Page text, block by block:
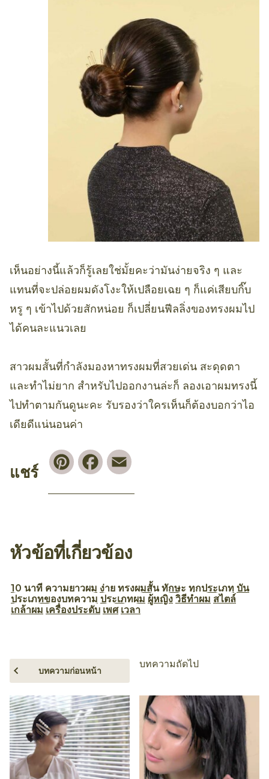
เห็นอย่างนี้แล้วก็รู้เลยใช่มั้ยคะว่ามันง่ายจริง ๆ และ
แทนที่จะปล่อยผมดังโงะให้เปลือยเฉย ๆ ก็แค่เสียบกิ๊บ
หรู ๆ เข้าไปด้วยสักหน่อย ก็เปลี่ยนฟีลลิ่งของทรงผมไป
ได้คนละแนวเลย
สาวผมสั้นที่กำลังมองหาทรงผมที่สวยเด่น สะดุดตา
และทำไม่ยาก สำหรับไปออกงานล่ะก็ ลองเอาผมทรงนี้
ไปทำตามกันดูนะคะ รับรองว่าใครเห็นก็ต้องบอกว่าไอ
เดียดีแน่นอนค่า
แชร์
PinterestFacebook
หัวข้อที่เกี่ยวข้อง
10 นาที ความยาวผม ง่าย ทรงผมสั้น ทักษะ ทุกประเภท บัน
ประเภทของบทความ ประเภทผม ผู้หญิง วิธีทำผม สไตล์
เกล้าผม เครื่องประดับ เพศ เวลา
บทความก่อนหน้า
บทความถัดไป